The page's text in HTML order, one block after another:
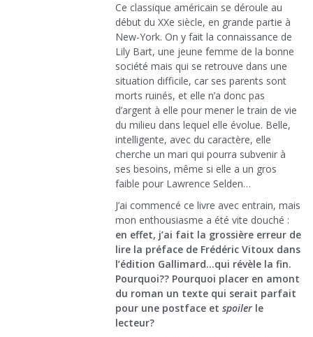
Ce classique américain se déroule au
début du XXe siècle, en grande partie à
New-York. On y fait la connaissance de
Lily Bart, une jeune femme de la bonne
société mais qui se retrouve dans une
situation difficile, car ses parents sont
morts ruinés, et elle n’a donc pas
d’argent à elle pour mener le train de vie
du milieu dans lequel elle évolue. Belle,
intelligente, avec du caractère, elle
cherche un mari qui pourra subvenir à
ses besoins, même si elle a un gros
faible pour Lawrence Selden…
J’ai commencé ce livre avec entrain, mais
mon enthousiasme a été vite douché :
en effet, j’ai fait la grossière erreur de
lire la préface de Frédéric Vitoux dans
l’édition Gallimard…qui révèle la fin.
Pourquoi?? Pourquoi placer en amont
du roman un texte qui serait parfait
pour une postface et spoiler le
lecteur?